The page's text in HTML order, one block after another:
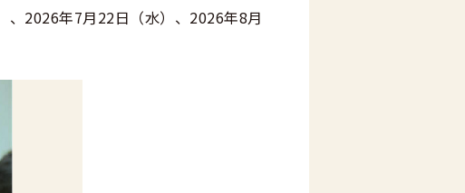
2026年7月22日（水）、2026年8月